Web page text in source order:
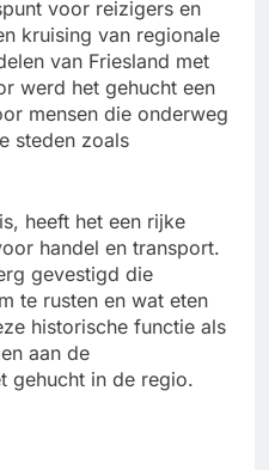
voor reizigers en
kruising van regionale
van Friesland met
werd het gehucht een
mensen die onderweg
steden zoals
heeft het een rijke
handel en transport.
gevestigd die
te rusten en wat eten
historische functie als
aan de
gehucht in de regio.